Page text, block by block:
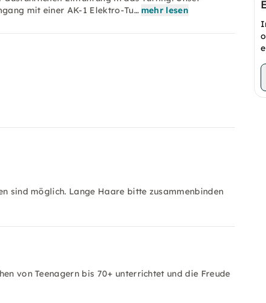
mit einer AK-1 Elektro-Tu… mehr lesen
sind möglich. Lange Haare bitte zusammenbinden
von Teenagern bis 70+ unterrichtet und die Freude